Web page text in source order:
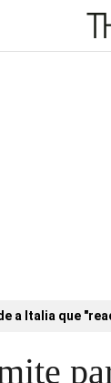
a Italia que